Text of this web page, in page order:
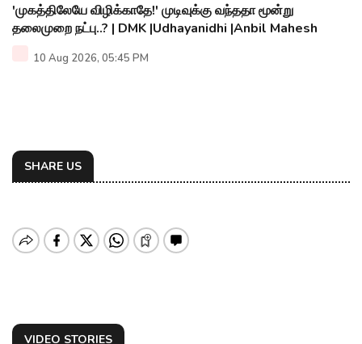
'முகத்திலேயே விழிக்காதே!' முடிவுக்கு வந்ததா மூன்று
தலைமுறை நட்பு..? | DMK |Udhayanidhi |Anbil Mahesh
10 Aug 2026, 05:45 PM
SHARE US
VIDEO STORIES